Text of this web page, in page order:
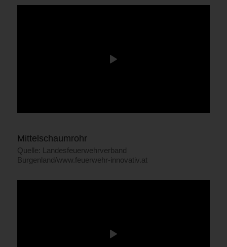
Mittelschaumrohr
Quelle: Landesfeuerwehrverband
Burgenland/www.feuerwehr-innovativ.at